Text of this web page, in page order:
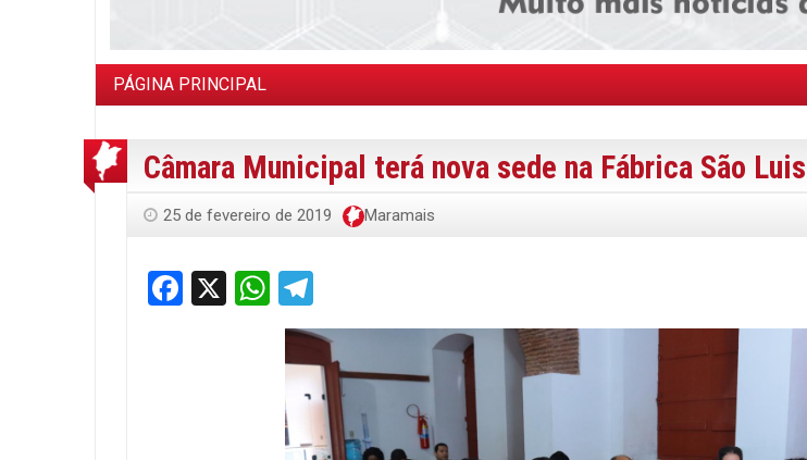
PÁGINA PRINCIPAL
Câmara Municipal terá nova sede na Fábrica São Luis
25 de fevereiro de 2019 Maramais
Facebook
X WhatsApp